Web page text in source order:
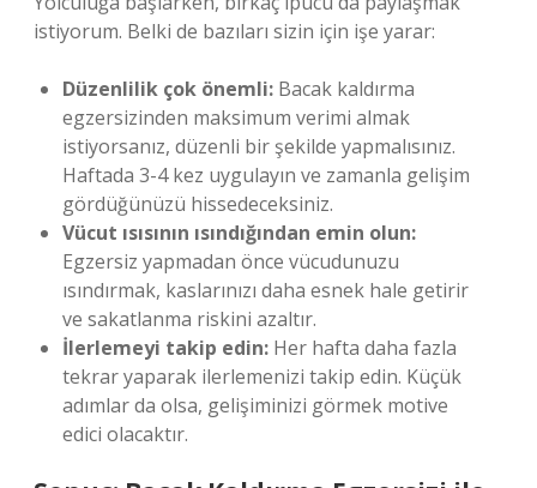
istiyorum. Belki de bazıları sizin için işe yarar:
Düzenlilik çok önemli: Bacak kaldırma
egzersizinden maksimum verimi almak
istiyorsanız, düzenli bir şekilde yapmalısınız.
Haftada 3-4 kez uygulayın ve zamanla gelişim
gördüğünüzü hissedeceksiniz.
Vücut ısısının ısındığından emin olun:
Egzersiz yapmadan önce vücudunuzu
ısındırmak, kaslarınızı daha esnek hale getirir
ve sakatlanma riskini azaltır.
İlerlemeyi takip edin: Her hafta daha fazla
tekrar yaparak ilerlemenizi takip edin. Küçük
adımlar da olsa, gelişiminizi görmek motive
edici olacaktır.